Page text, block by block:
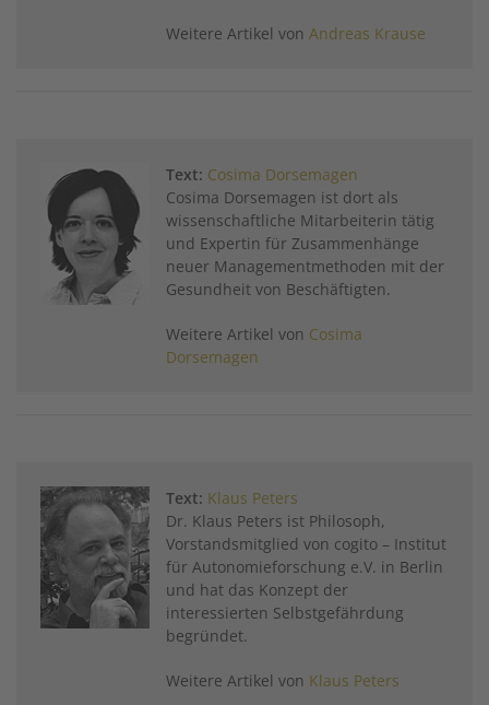
Weitere Artikel von Andreas Krause
Text: Cosima Dorsemagen
Cosima Dorsemagen ist dort als
wissenschaftliche Mitarbeiterin tätig
und Expertin für Zusammenhänge
neuer Managementmethoden mit der
Gesundheit von Beschäftigten.
Weitere Artikel von Cosima
Dorsemagen
Text: Klaus Peters
Dr. Klaus Peters ist Philosoph,
Vorstandsmitglied von cogito – Institut
für Autonomieforschung e.V. in Berlin
und hat das Konzept der
interessierten Selbstgefährdung
begründet.
Weitere Artikel von Klaus Peters